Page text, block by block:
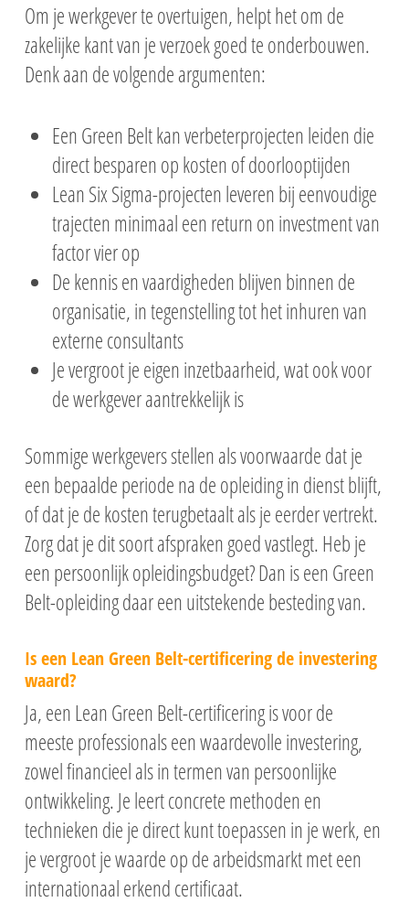
Om je werkgever te overtuigen, helpt het om de
zakelijke kant van je verzoek goed te onderbouwen.
Denk aan de volgende argumenten:
Een Green Belt kan verbeterprojecten leiden die
direct besparen op kosten of doorlooptijden
Lean Six Sigma-projecten leveren bij eenvoudige
trajecten minimaal een return on investment van
factor vier op
De kennis en vaardigheden blijven binnen de
organisatie, in tegenstelling tot het inhuren van
externe consultants
Je vergroot je eigen inzetbaarheid, wat ook voor
de werkgever aantrekkelijk is
Sommige werkgevers stellen als voorwaarde dat je
een bepaalde periode na de opleiding in dienst blijft,
of dat je de kosten terugbetaalt als je eerder vertrekt.
Zorg dat je dit soort afspraken goed vastlegt. Heb je
een persoonlijk opleidingsbudget? Dan is een Green
Belt-opleiding daar een uitstekende besteding van.
Is een Lean Green Belt-certificering de investering
waard?
Ja, een Lean Green Belt-certificering is voor de
meeste professionals een waardevolle investering,
zowel financieel als in termen van persoonlijke
ontwikkeling. Je leert concrete methoden en
technieken die je direct kunt toepassen in je werk, en
je vergroot je waarde op de arbeidsmarkt met een
internationaal erkend certificaat.